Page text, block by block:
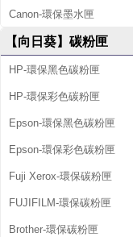
Canon-環保墨水匣
【向日葵】碳粉匣
HP-環保黑色碳粉匣
HP-環保彩色碳粉匣
Epson-環保黑色碳粉匣
Epson-環保彩色碳粉匣
Fuji Xerox-環保碳粉匣
FUJIFILM-環保碳粉匣
Brother-環保碳粉匣